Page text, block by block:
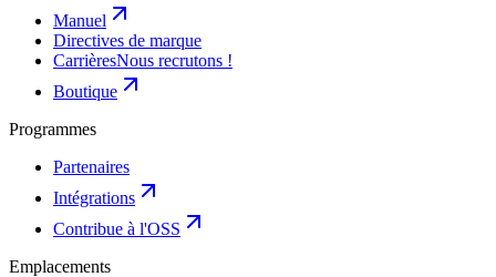
Manuel
Directives de marque
CarrièresNous recrutons !
Boutique
Programmes
Partenaires
Intégrations
Contribue à l'OSS
Emplacements